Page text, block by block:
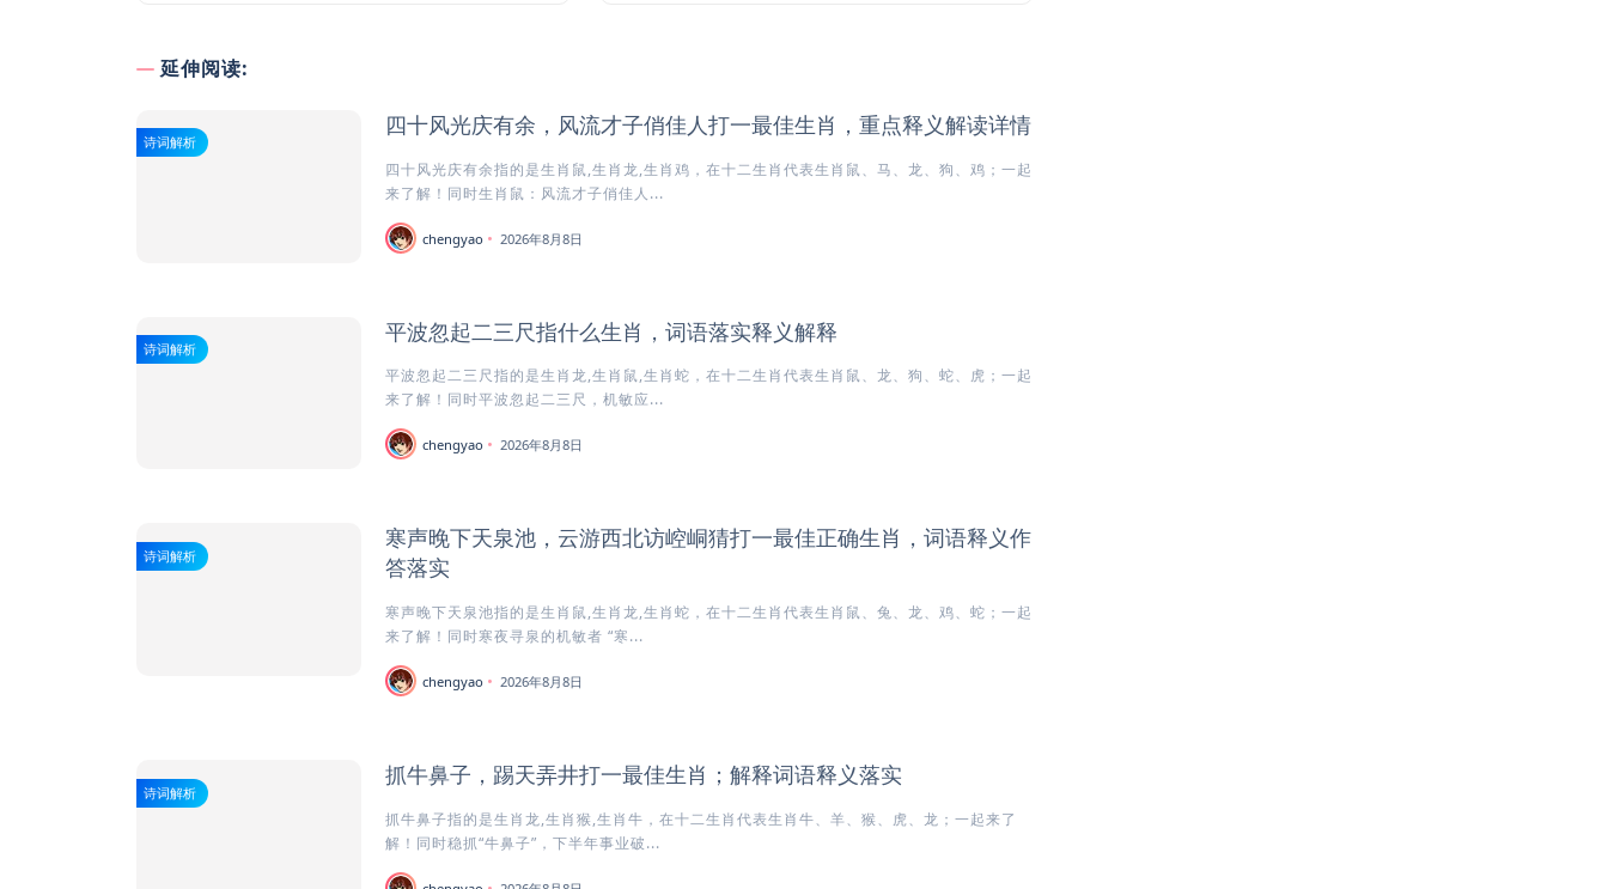
延伸阅读:
诗词解析
四十风光庆有余，风流才子俏佳人打一最佳生肖，重点释义解读详情
四十风光庆有余指的是生肖鼠,生肖龙,生肖鸡，在十二生肖代表生肖鼠、马、龙、狗、鸡；一起
来了解！同时生肖鼠：风流才子俏佳人...
chengyao 2026年8月8日
诗词解析
平波忽起二三尺指什么生肖，词语落实释义解释
平波忽起二三尺指的是生肖龙,生肖鼠,生肖蛇，在十二生肖代表生肖鼠、龙、狗、蛇、虎；一起
来了解！同时平波忽起二三尺，机敏应...
chengyao 2026年8月8日
诗词解析
寒声晚下天泉池，云游西北访崆峒猜打一最佳正确生肖，词语释义作
答落实
寒声晚下天泉池指的是生肖鼠,生肖龙,生肖蛇，在十二生肖代表生肖鼠、兔、龙、鸡、蛇；一起
来了解！同时寒夜寻泉的机敏者 “寒...
chengyao 2026年8月8日
诗词解析
抓牛鼻子，踢天弄井打一最佳生肖；解释词语释义落实
抓牛鼻子指的是生肖龙,生肖猴,生肖牛，在十二生肖代表生肖牛、羊、猴、虎、龙；一起来了
解！同时稳抓“牛鼻子”，下半年事业破...